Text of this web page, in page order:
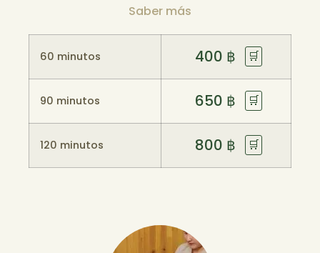
Saber más
60 minutos 400 ฿ 🛒
90 minutos 650 ฿ 🛒
120 minutos 800 ฿ 🛒